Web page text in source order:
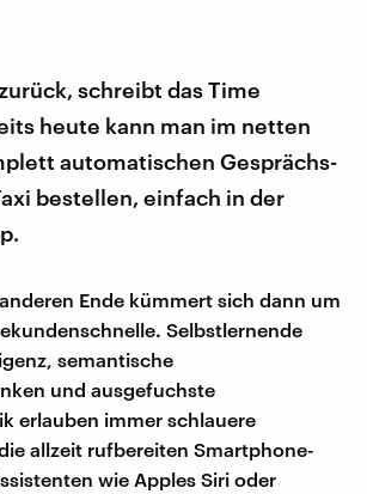
schreibt das Time
heute kann man im netten
automatischen Gesprächs-
bestellen, einfach in der
Ende kümmert sich dann um
Selbstlernende
semantische
und ausgefuchste
erlauben immer schlauere
allzeit rufbereiten Smartphone-
wie Apples Siri oder